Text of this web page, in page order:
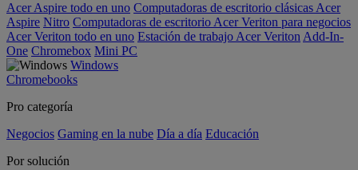
Acer Aspire todo en uno Computadoras de escritorio clásicas Acer
Aspire Nitro Computadoras de escritorio Acer Veriton para negocios
Acer Veriton todo en uno Estación de trabajo Acer Veriton Add-In-
One Chromebox Mini PC
Windows
Chromebooks
Pro categoría
Negocios Gaming en la nube Día a día Educación
Por solución